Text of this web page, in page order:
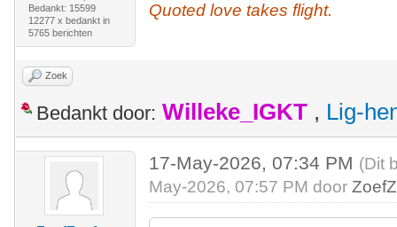
Bedankt: 15599
12277 x bedankt in
5765 berichten
Quoted love takes flight.
Zoek
Bedankt door: Willeke_IGKT , Lig-
17-May-2026, 07:34 PM (Dit
May-2026, 07:57 PM door